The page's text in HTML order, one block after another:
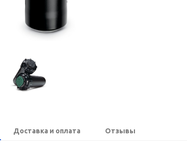
Доставка и оплата Отзывы